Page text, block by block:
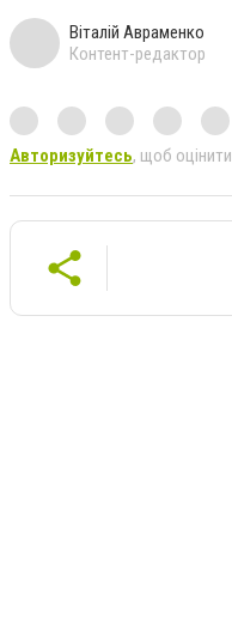
Віталій Авраменко
Контент-редактор
Авторизуйтесь, щоб оцінити